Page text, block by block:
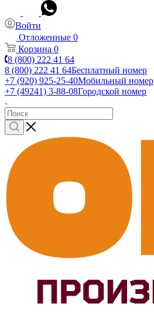
Войти
Отложенные 0
Корзина 0
8 (800) 222 41 64
8 (800) 222 41 64Бесплатный номер
+7 (920) 925-25-40Мобильный номер
+7 (49241) 3-88-08Городской номер